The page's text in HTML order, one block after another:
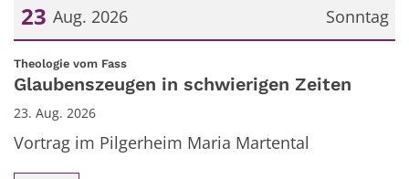
Sonntag
23 Aug. 2026
Datum: 23. August 2026
Theologie vom Fass:
Glaubenszeugen in schwierigen Zeiten
23. Aug. 2026
Vortrag im Pilgerheim Maria Martental